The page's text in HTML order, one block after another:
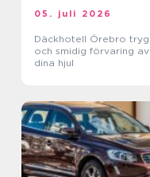
05. juli 2026
Däckhotell Örebro trygg
och smidig förvaring av
dina hjul